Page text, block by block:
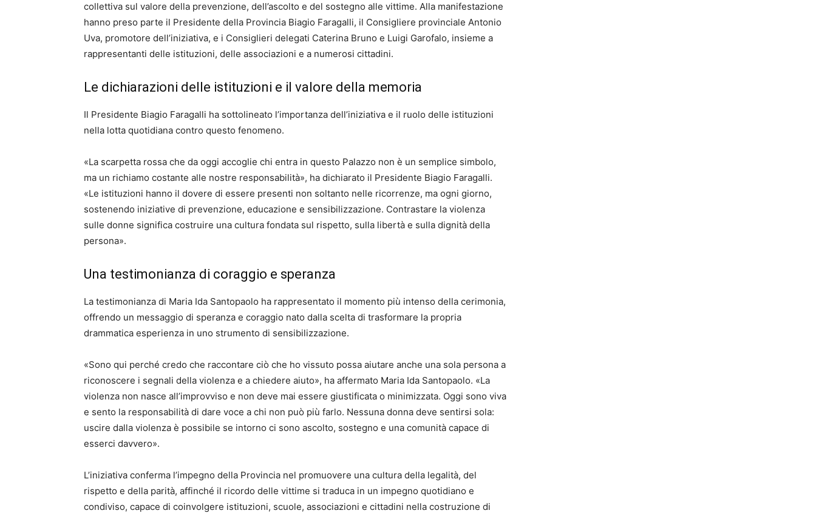
collettiva sul valore della prevenzione, dell’ascolto e del sostegno alle vittime. Alla manifestazione
hanno preso parte il Presidente della Provincia Biagio Faragalli, il Consigliere provinciale Antonio
Uva, promotore dell’iniziativa, e i Consiglieri delegati Caterina Bruno e Luigi Garofalo, insieme a
rappresentanti delle istituzioni, delle associazioni e a numerosi cittadini.
Le dichiarazioni delle istituzioni e il valore della memoria
Il Presidente Biagio Faragalli ha sottolineato l’importanza dell’iniziativa e il ruolo delle istituzioni
nella lotta quotidiana contro questo fenomeno.
«La scarpetta rossa che da oggi accoglie chi entra in questo Palazzo non è un semplice simbolo,
ma un richiamo costante alle nostre responsabilità», ha dichiarato il Presidente Biagio Faragalli.
«Le istituzioni hanno il dovere di essere presenti non soltanto nelle ricorrenze, ma ogni giorno,
sostenendo iniziative di prevenzione, educazione e sensibilizzazione. Contrastare la violenza
sulle donne significa costruire una cultura fondata sul rispetto, sulla libertà e sulla dignità della
persona».
Una testimonianza di coraggio e speranza
La testimonianza di Maria Ida Santopaolo ha rappresentato il momento più intenso della cerimonia,
offrendo un messaggio di speranza e coraggio nato dalla scelta di trasformare la propria
drammatica esperienza in uno strumento di sensibilizzazione.
«Sono qui perché credo che raccontare ciò che ho vissuto possa aiutare anche una sola persona a
riconoscere i segnali della violenza e a chiedere aiuto», ha affermato Maria Ida Santopaolo. «La
violenza non nasce all’improvviso e non deve mai essere giustificata o minimizzata. Oggi sono viva
e sento la responsabilità di dare voce a chi non può più farlo. Nessuna donna deve sentirsi sola:
uscire dalla violenza è possibile se intorno ci sono ascolto, sostegno e una comunità capace di
esserci davvero».
L’iniziativa conferma l’impegno della Provincia nel promuovere una cultura della legalità, del
rispetto e della parità, affinché il ricordo delle vittime si traduca in un impegno quotidiano e
condiviso, capace di coinvolgere istituzioni, scuole, associazioni e cittadini nella costruzione di